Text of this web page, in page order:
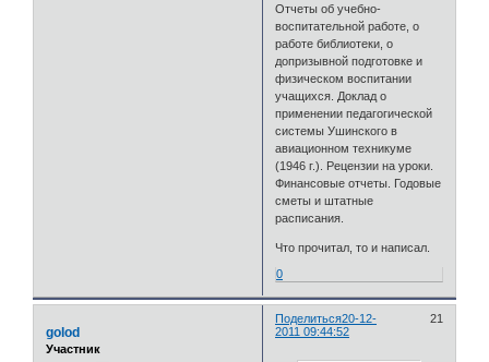
Отчеты об учебно-
воспитательной работе, о
работе библиотеки, о
допризывной подготовке и
физическом воспитании
учащихся. Доклад о
применении педагогической
системы Ушинского в
авиационном техникуме
(1946 г.). Рецензии на уроки.
Финансовые отчеты. Годовые
сметы и штатные
расписания.
Что прочитал, то и написал.
0
Поделиться 21
20-12-
2011 09:44:52
golod
Участник